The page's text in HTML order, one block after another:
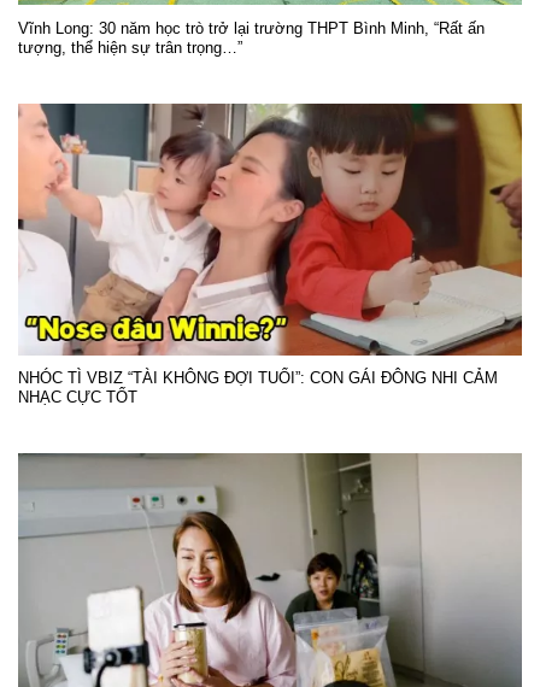
Vĩnh Long: 30 năm học trò trở lại trường THPT Bình Minh, “Rất ấn
tượng, thể hiện sự trân trọng…”
NHÓC TÌ VBIZ “TÀI KHÔNG ĐỢI TUỔI”: CON GÁI ĐÔNG NHI CẢM
NHẠC CỰC TỐT